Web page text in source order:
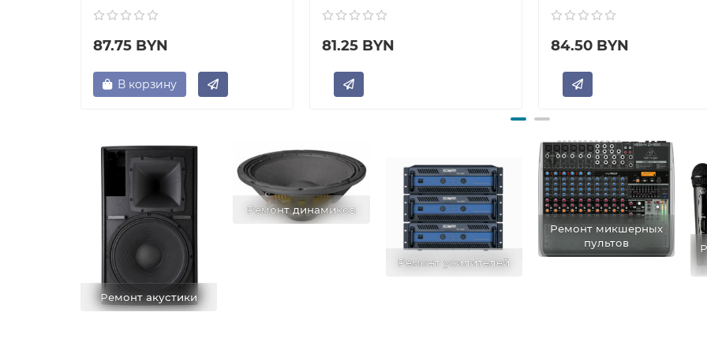
87.75 BYN
В корзину
81.25 BYN 84.50 BYN
Ремонт акустики
Ремонт динамиков
Ремонт усилителей
Ремонт микшерных
пультов